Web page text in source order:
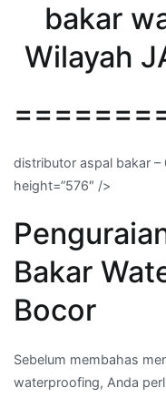
bakar
Wilayah
distributor aspal bakar –
height=”576″ />
Bakar
Bocor
Sebelum membahas
waterproofing, Anda